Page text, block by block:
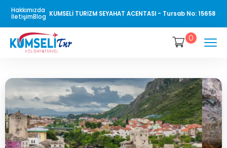
Hakkımızda
İletişimBlog KUMSELİ TURİZM SEYAHAT ACENTASI - Tursab No: 15658
0